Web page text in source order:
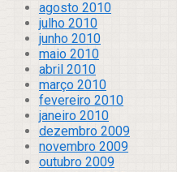
agosto 2010
julho 2010
junho 2010
maio 2010
abril 2010
março 2010
fevereiro 2010
janeiro 2010
dezembro 2009
novembro 2009
outubro 2009